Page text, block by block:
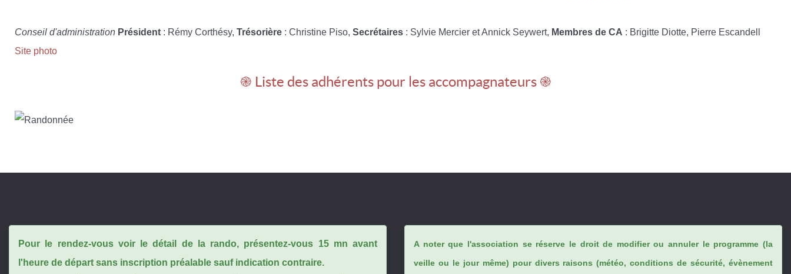
Conseil d'administration Président : Rémy Corthésy, Trésorière : Christine Piso, Secrétaires : Sylvie Mercier et Annick Seywert, Membres de CA : Brigitte Diotte, Pierre Escandell
Site photo
֎ Liste des adhérents pour les accompagnateurs ֎
Pour le rendez-vous voir le détail de la rando, présentez-vous 15 mn avant
l'heure de départ sans inscription préalable sauf indication contraire.
A noter que l'association se réserve le droit de modifier ou annuler le programme (la
veille ou le jour même) pour divers raisons (météo, conditions de sécurité, évènement